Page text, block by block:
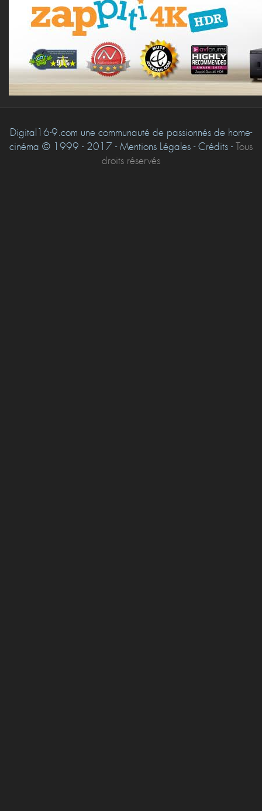
Digital16-9.com une communauté de passionnés de home-
cinéma © 1999 - 2017 - Mentions Légales - Crédits - Tous
droits réservés